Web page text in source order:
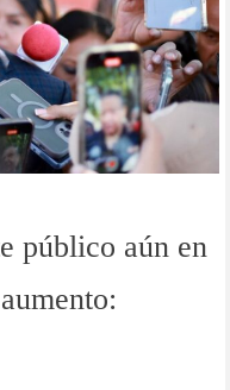
público aún en